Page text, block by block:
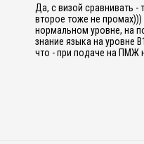
Да, с визой сравнивать -
второе тоже не промах)))
нормальном уровне, на
знание языка на уровне
что - при подаче на ПМЖ